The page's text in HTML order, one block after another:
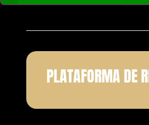
PLATAFORMA DE